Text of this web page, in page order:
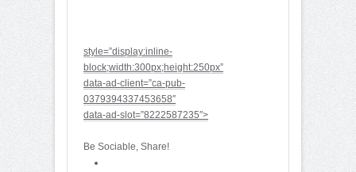
style=”display:inline-
block;width:300px;height:250px”
data-ad-client=”ca-pub-
0379394337453658″
data-ad-slot=”8222587235″>
Be Sociable, Share!